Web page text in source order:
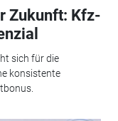
Zukunft: Kfz-
sich für die
konsistente